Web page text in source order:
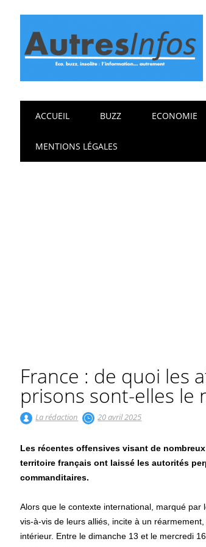
Main menu
ACCUEIL BUZZ ECONOMIE
MENTIONS LÉGALES
France : de quoi les
prisons sont-elles le
La rédaction 20 avril 2025
Les récentes offensives visant de
territoire français ont laissé les autorités
commanditaires.
Alors que le contexte international, marqué par
vis-à-vis de leurs alliés, incite à un
intérieur. Entre le dimanche 13 et le mercredi